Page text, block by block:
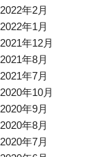
2022年2月
2022年1月
2021年12月
2021年8月
2021年7月
2020年10月
2020年9月
2020年8月
2020年7月